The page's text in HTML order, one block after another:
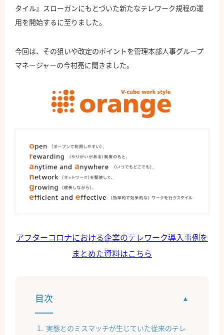
タイル』スローガンにもとづいた新たなテレワーク規程の運
用を開始するに至りました。
今回は、その狙いや改定のポイントを管理本部人事グループ
マネージャーの今村亮に聞きました。
アフターコロナにおける企業のテレワーク導入事例を
まとめた資料はこちら
目次
実態とのミスマッチが生じていた従来のテレ